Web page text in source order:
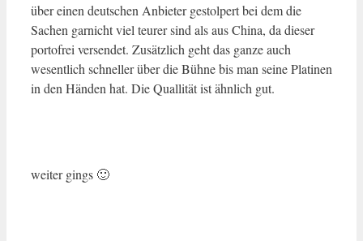
über einen deutschen Anbieter gestolpert bei dem die
Sachen garnicht viel teurer sind als aus China, da dieser
portofrei versendet. Zusätzlich geht das ganze auch
wesentlich schneller über die Bühne bis man seine Platinen
in den Händen hat. Die Quallität ist ähnlich gut.
weiter gings 🙂